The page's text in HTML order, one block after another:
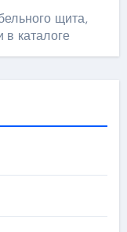
щита,
каталоге